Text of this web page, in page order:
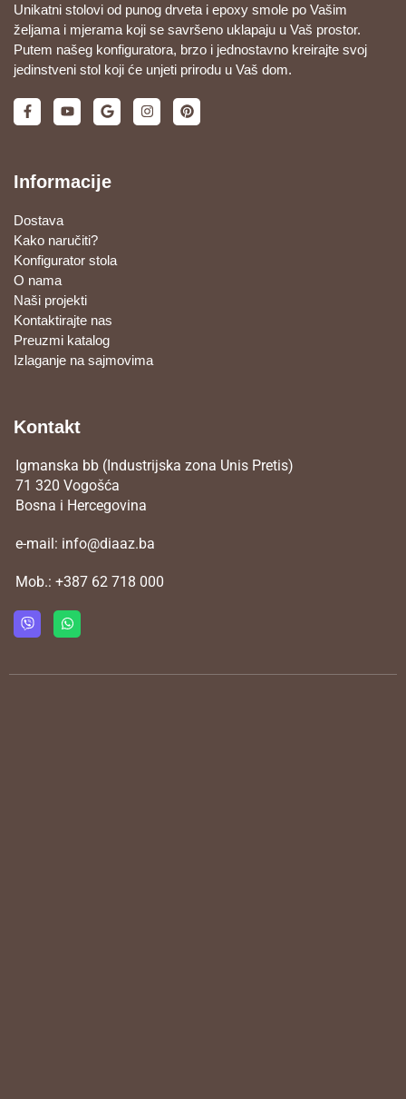
Unikatni stolovi od punog drveta i epoxy smole po Vašim
željama i mjerama koji se savršeno uklapaju u Vaš prostor.
Putem našeg konfiguratora, brzo i jednostavno kreirajte svoj
jedinstveni stol koji će unjeti prirodu u Vaš dom.
Informacije
Dostava
Kako naručiti?
Konfigurator stola
O nama
Naši projekti
Kontaktirajte nas
Preuzmi katalog
Izlaganje na sajmovima
Kontakt
Igmanska bb (Industrijska zona Unis Pretis)
71 320 Vogošća
Bosna i Hercegovina
e-mail: info@diaaz.ba
Mob.: +387 62 718 000